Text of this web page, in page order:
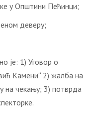
у Општини Пећинци;
деверу;
је: 1) Уговор о
Камени“ 2) жалба на
на чекању; 3) потврда